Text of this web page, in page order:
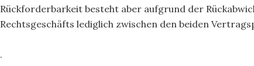
Rückforderbarkeit besteht aber aufgrund der
Rechtsgeschäfts lediglich zwischen den beiden
.